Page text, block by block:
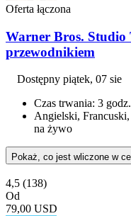
Oferta łączona
Warner Bros.
przewodnikiem
Dostępny piątek, 07 sie
Czas trwania: 3 godz.
Angielski,
na żywo
Pokaż, co jest wliczone w
4,5 (138)
Od
79,00 USD